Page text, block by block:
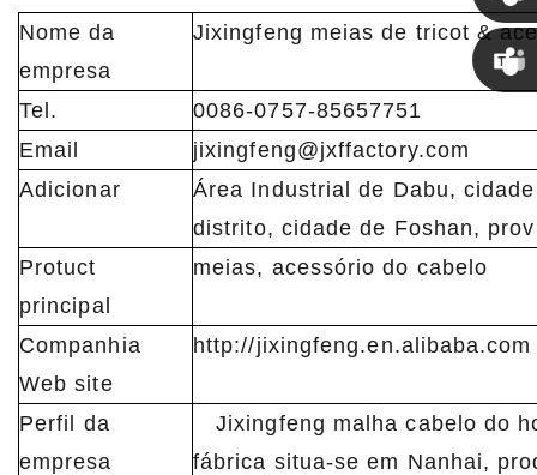
Nome da
empresa
Jixingfeng meias de tricot &
Tel.
0086-0757-85657751
Email
jixingfeng@jxffactory.com
Adicionar
Área Industrial de Dabu,
distrito, cidade de Foshan,
Protuct
principal
meias, acessório do cabelo
Companhia
Web site
http://jixingfeng.en.alibaba.com
Perfil da
empresa
Jixingfeng malha cabelo do
fábrica situa-se em Nanhai,
Susan